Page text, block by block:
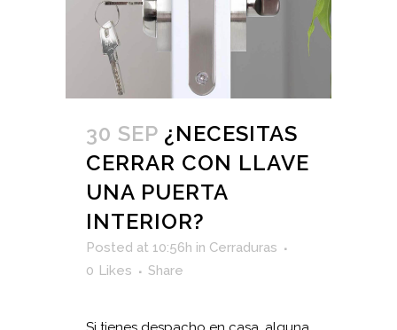
30 SEP ¿NECESITAS
CERRAR CON LLAVE
UNA PUERTA
INTERIOR?
Posted at 10:56h in Cerraduras
0 Likes Share